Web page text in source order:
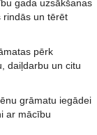
gada uzsākšanas
rindās un tērēt
pērk
daiļdarbu un citu
grāmatu iegādei
ar mācību